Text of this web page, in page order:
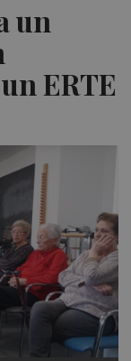
un
ERTE